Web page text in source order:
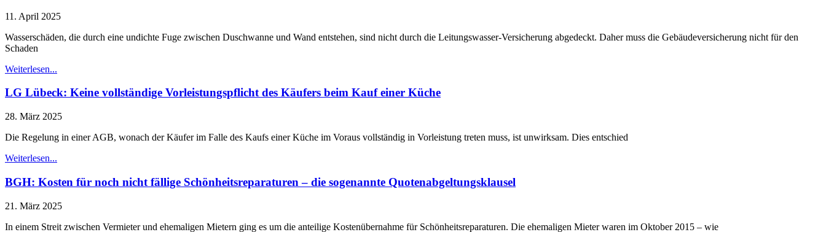
11. April 2025
Wasserschäden, die durch eine undichte Fuge zwischen Duschwanne und Wand entstehen, sind nicht durch die Leitungswasser-Versicherung abgedeckt. Daher muss die Gebäudeversicherung nicht für den
Schaden
Weiterlesen...
LG Lübeck: Keine vollständige Vorleistungspflicht des Käufers beim Kauf einer Küche
28. März 2025
Die Regelung in einer AGB, wonach der Käufer im Falle des Kaufs einer Küche im Voraus vollständig in Vorleistung treten muss, ist unwirksam. Dies entschied
Weiterlesen...
BGH: Kosten für noch nicht fällige Schönheitsreparaturen – die sogenannte Quotenabgeltungsklausel
21. März 2025
In einem Streit zwischen Vermieter und ehemaligen Mietern ging es um die anteilige Kostenübernahme für Schönheitsreparaturen. Die ehemaligen Mieter waren im Oktober 2015 – wie